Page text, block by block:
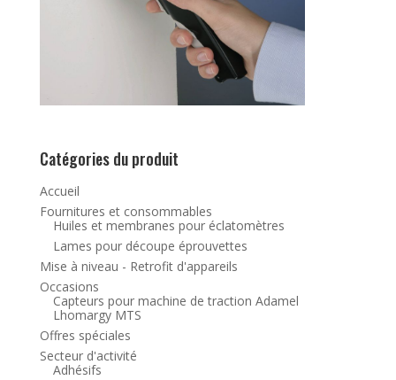
Catégories du produit
Accueil
Fournitures et consommables
Huiles et membranes pour éclatomètres
Lames pour découpe éprouvettes
Mise à niveau - Retrofit d'appareils
Occasions
Capteurs pour machine de traction Adamel
Lhomargy MTS
Offres spéciales
Secteur d'activité
Adhésifs